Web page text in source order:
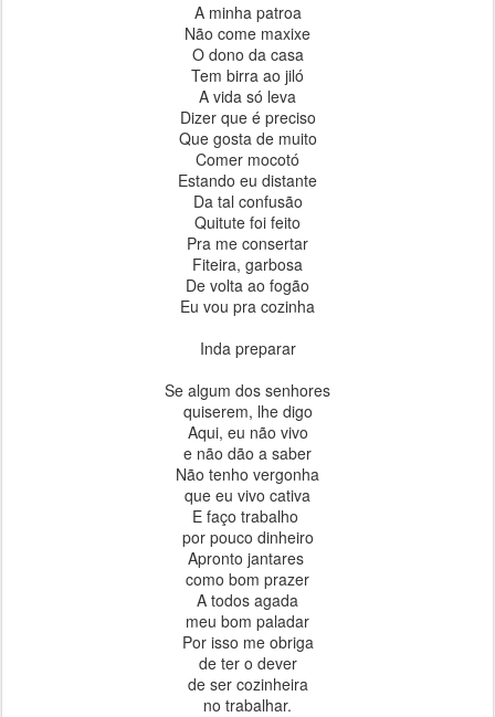
A minha patroa
Não come maxixe
O dono da casa
Tem birra ao jiló
A vida só leva
Dizer que é preciso
Que gosta de muito
Comer mocotó
Estando eu distante
Da tal confusão
Quitute foi feito
Pra me consertar
Fiteira, garbosa
De volta ao fogão
Eu vou pra cozinha
Inda preparar
Se algum dos senhores
quiserem, lhe digo
Aqui, eu não vivo
e não dão a saber
Não tenho vergonha
que eu vivo cativa
E faço trabalho
por pouco dinheiro
Apronto jantares
como bom prazer
A todos agada
meu bom paladar
Por isso me obriga
de ter o dever
de ser cozinheira
no trabalhar.